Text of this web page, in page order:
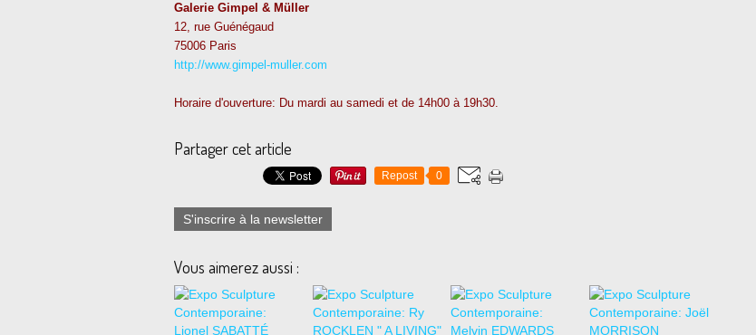
Galerie Gimpel & Müller
12, rue Guénégaud
75006 Paris
http://www.gimpel-muller.com
Horaire d'ouverture: Du mardi au samedi et de 14h00 à 19h30.
Partager cet article
Repost 0
S'inscrire à la newsletter
Vous aimerez aussi :